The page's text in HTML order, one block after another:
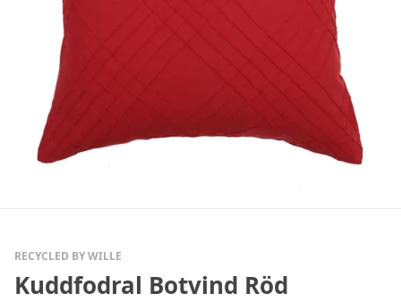
RECYCLED BY WILLE
Kuddfodral Botvind Röd